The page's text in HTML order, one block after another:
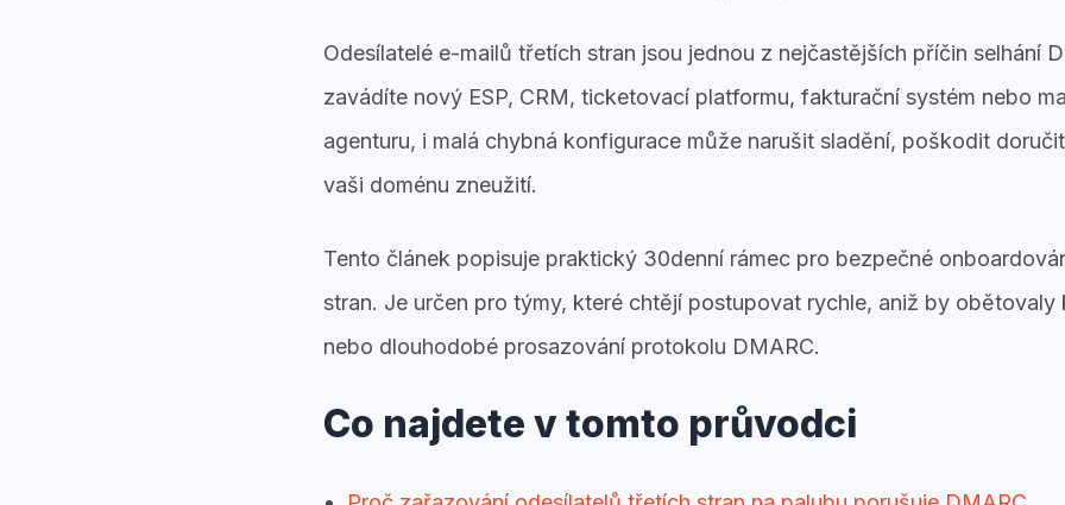
Odesílatelé e-mailů třetích stran jsou jednou z nejčastějších příčin selhání
zavádíte nový ESP, CRM, ticketovací platformu, fakturační systém nebo
agenturu, i malá chybná konfigurace může narušit sladění, poškodit
vaši doménu zneužití.
Tento článek popisuje praktický 30denní rámec pro bezpečné
stran. Je určen pro týmy, které chtějí postupovat rychle, aniž by
nebo dlouhodobé prosazování protokolu DMARC.
Co najdete v tomto průvodci